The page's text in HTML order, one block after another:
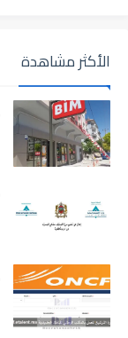
الأكثر مشاهدة